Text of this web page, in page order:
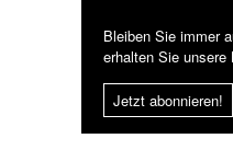
Bleiben Sie immer
erhalten Sie unsere
Jetzt abonnieren!